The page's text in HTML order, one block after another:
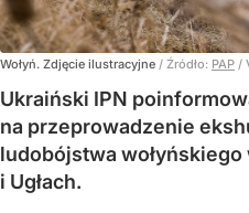
Wołyń. Zdjęcie ilustracyjne / Źródło: PAP /
Ukraiński IPN
na przeprowadzenie
ludobójstwa
i Ugłach.